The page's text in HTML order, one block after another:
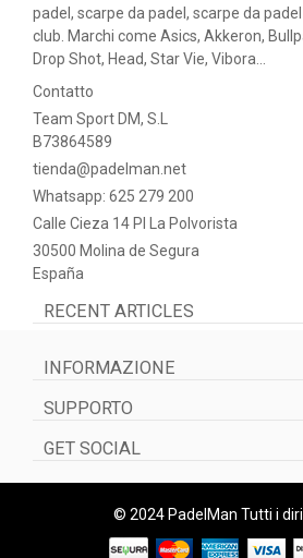
padel, scarpe da padel, scarpe da
club. Marchi come Asics, Akkeron,
Drop Shot, Head, Star Vie, Vibora...
Contatto
Team Sport DM, S.L
B73864589
tienda@padelman.net
Whatsapp: 625 279 200
Calle Cieza 14 PI La Polvorista
30500 Molina de Segura
España
RECENT ARTICLES
INFORMAZIONE
SUPPORTO
GET SOCIAL
© 2024 PadelMan Tutti i